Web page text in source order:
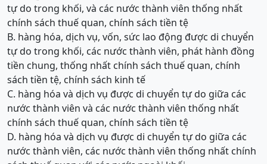
tự do trong khối, và các nước thành viên thống nhất
chính sách thuế quan, chính sách tiền tệ
B. hàng hóa, dịch vụ, vốn, sức lao động được di chuyển
tự do trong khối, các nước thành viên, phát hành đồng
tiền chung, thống nhất chính sách thuế quan, chính
sách tiền tệ, chính sách kinh tế
C. hàng hóa và dịch vụ được di chuyển tự do giữa các
nước thành viên và các nước thành viên thống nhất
chính sách thuế quan, chính sách tiền tệ
D. hàng hóa và dịch vụ được di chuyển tự do giữa các
nước thành viên, các nước thành viên thống nhất chính